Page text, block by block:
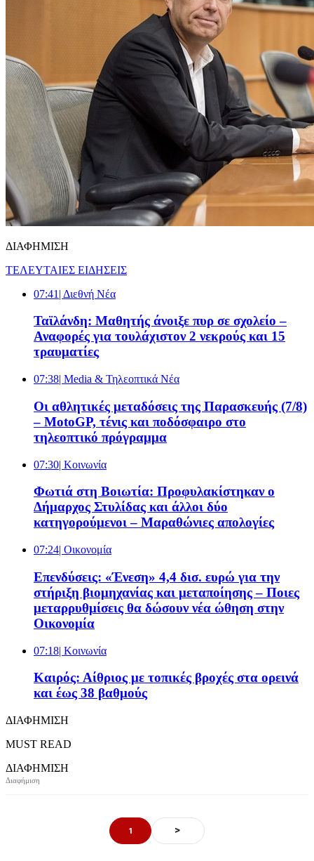
ΔΙΑΦΗΜΙΣΗ
ΤΕΛΕΥΤΑΙΕΣ ΕΙΔΗΣΕΙΣ
07:41 | Διεθνή Νέα
Ταϊλάνδη: Μαθητής άνοιξε πυρ σε σχολείο –
Αναφορές για τουλάχιστον 2 νεκρούς και 15
τραυματίες
07:38| Media & Τηλεοπτικά Νέα
Οι αθλητικές μεταδόσεις της Παρασκευής (7/8)
– MotoGP, τένις και ποδόσφαιρο στο
τηλεοπτικό πρόγραμμα
07:30| Κοινωνία
Φωτιά στη Βοιωτία: Προφυλακίστηκαν ο
Δήμαρχος Στυλίδας και άλλοι δύο
κατηγορούμενοι – Μαραθώνιες απολογίες
07:24| Oικονομία
Επενδύσεις: «Ένεση» 4,4 δισ. ευρώ για την
στήριξη βιομηχανίας και μεταποίησης – Ποιες
μεταρρυθμίσεις θα δώσουν νέα ώθηση στην
Οικονομία
07:18| Κοινωνία
Καιρός: Αίθριος με τοπικές βροχές στα ορεινά
και έως 38 βαθμούς
ΔΙΑΦΗΜΙΣΗ
MUST READ
ΔΙΑΦΗΜΙΣΗ
1 >